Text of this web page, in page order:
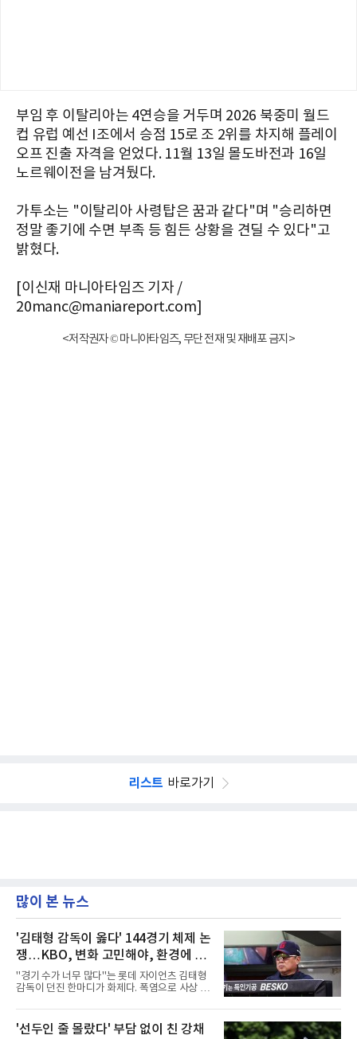
부임 후 이탈리아는 4연승을 거두며 2026 북중미 월드
컵 유럽 예선 I조에서 승점 15로 조 2위를 차지해 플레이
오프 진출 자격을 얻었다. 11월 13일 몰도바전과 16일
노르웨이전을 남겨뒀다.
가투소는 "이탈리아 사령탑은 꿈과 같다"며 "승리하면
정말 좋기에 수면 부족 등 힘든 상황을 견딜 수 있다"고
밝혔다.
[이신재 마니아타임즈 기자 /
20manc@maniareport.com]
<저작권자 © 마니아타임즈, 무단 전재 및 재배포 금지>
리스트 바로가기
많이 본 뉴스
'김태형 감독이 옳다' 144경기 체제 논
쟁…KBO, 변화 고민해야, 환경에 맞
는 경기 수가 바람직
"경기 수가 너무 많다"는 롯데 자이언츠 김태형
감독이 던진 한마디가 화제다. 폭염으로 사상 초
독은 단순히 더위를 이야기하지 않았다. 우천,
폭염, 부상 등 변수가 늘어나는 현실에서 현재
팀당 144경기 체제가 과연 지속 가능한지 질문
'선두인 줄 몰랐다' 부담 없이 친 강채